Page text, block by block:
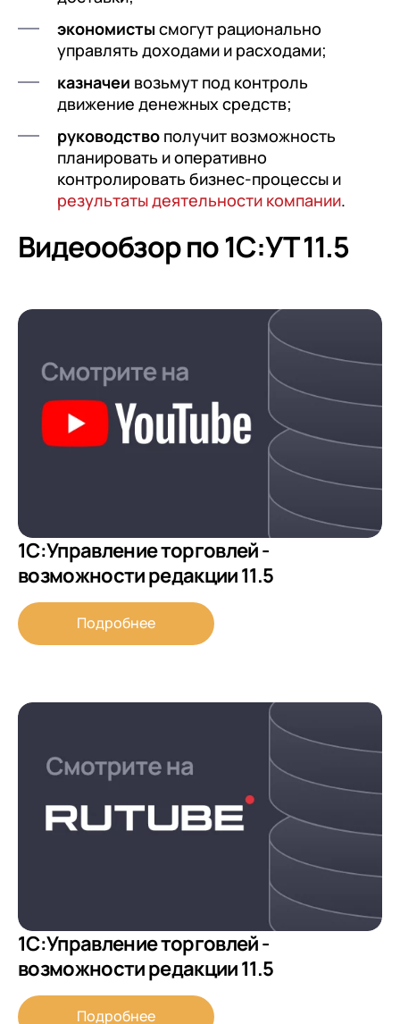
экономисты смогут рационально
управлять доходами и расходами;
казначеи возьмут под контроль
движение денежных средств;
руководство получит возможность
планировать и оперативно
контролировать бизнес-процессы и
результаты деятельности компании.
Видеообзор по 1С:УТ 11.5
1С:Управление торговлей -
возможности редакции 11.5
Подробнее
1С:Управление торговлей -
возможности редакции 11.5
Подробнее